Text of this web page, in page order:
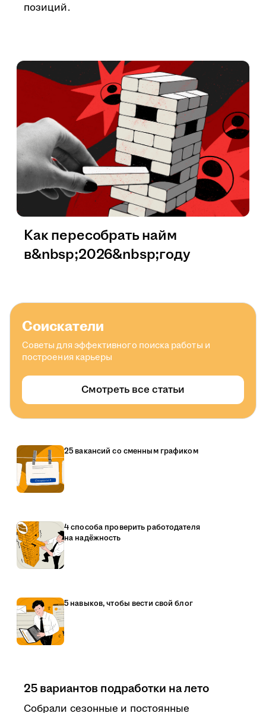
позиций.
Как пересобрать найм
в&nbsp;2026&nbsp;году
Соискатели
Советы для эффективного поиска работы и
построения карьеры
Смотреть все статьи
25 вакансий со сменным графиком
4 способа проверить работодателя
на надёжность
5 навыков, чтобы вести свой блог
25 вариантов подработки на лето
Собрали сезонные и постоянные